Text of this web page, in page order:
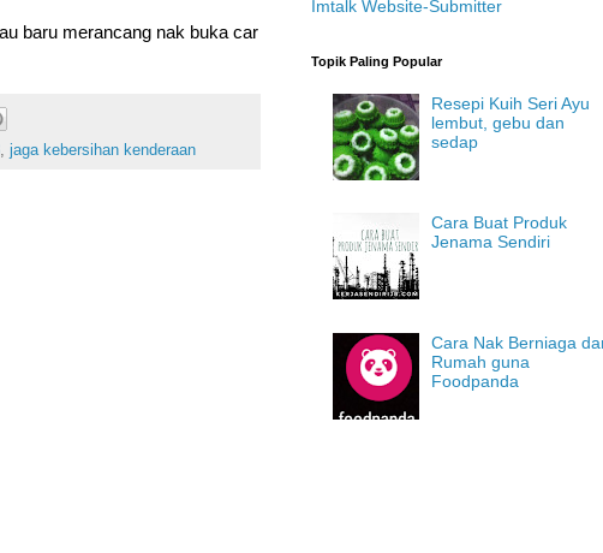
baru merancang nak buka car
, jaga kebersihan kenderaan
Imtalk Website-Submitter
Topik Paling Popular
Resepi Kuih Seri Ayu
lembut, gebu dan
sedap
Cara Buat Produk
Jenama Sendiri
Cara Nak Berniaga
Rumah guna
Foodpanda